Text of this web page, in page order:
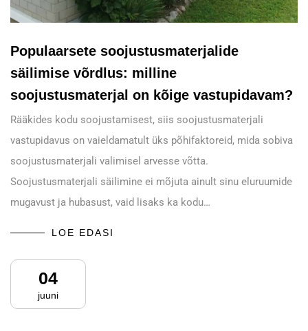
Populaarsete soojustusmaterjalide
säilimise võrdlus: milline
soojustusmaterjal on kõige vastupidavam?
Rääkides kodu soojustamisest, siis soojustusmaterjali
vastupidavus on vaieldamatult üks põhifaktoreid, mida sobiva
soojustusmaterjali valimisel arvesse võtta.
Soojustusmaterjali säilimine ei mõjuta ainult sinu eluruumide
mugavust ja hubasust, vaid lisaks ka kodu…
LOE EDASI
04
juuni